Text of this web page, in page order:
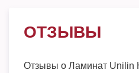
ОТЗЫВЫ
Отзывы о Ламинат Unilin